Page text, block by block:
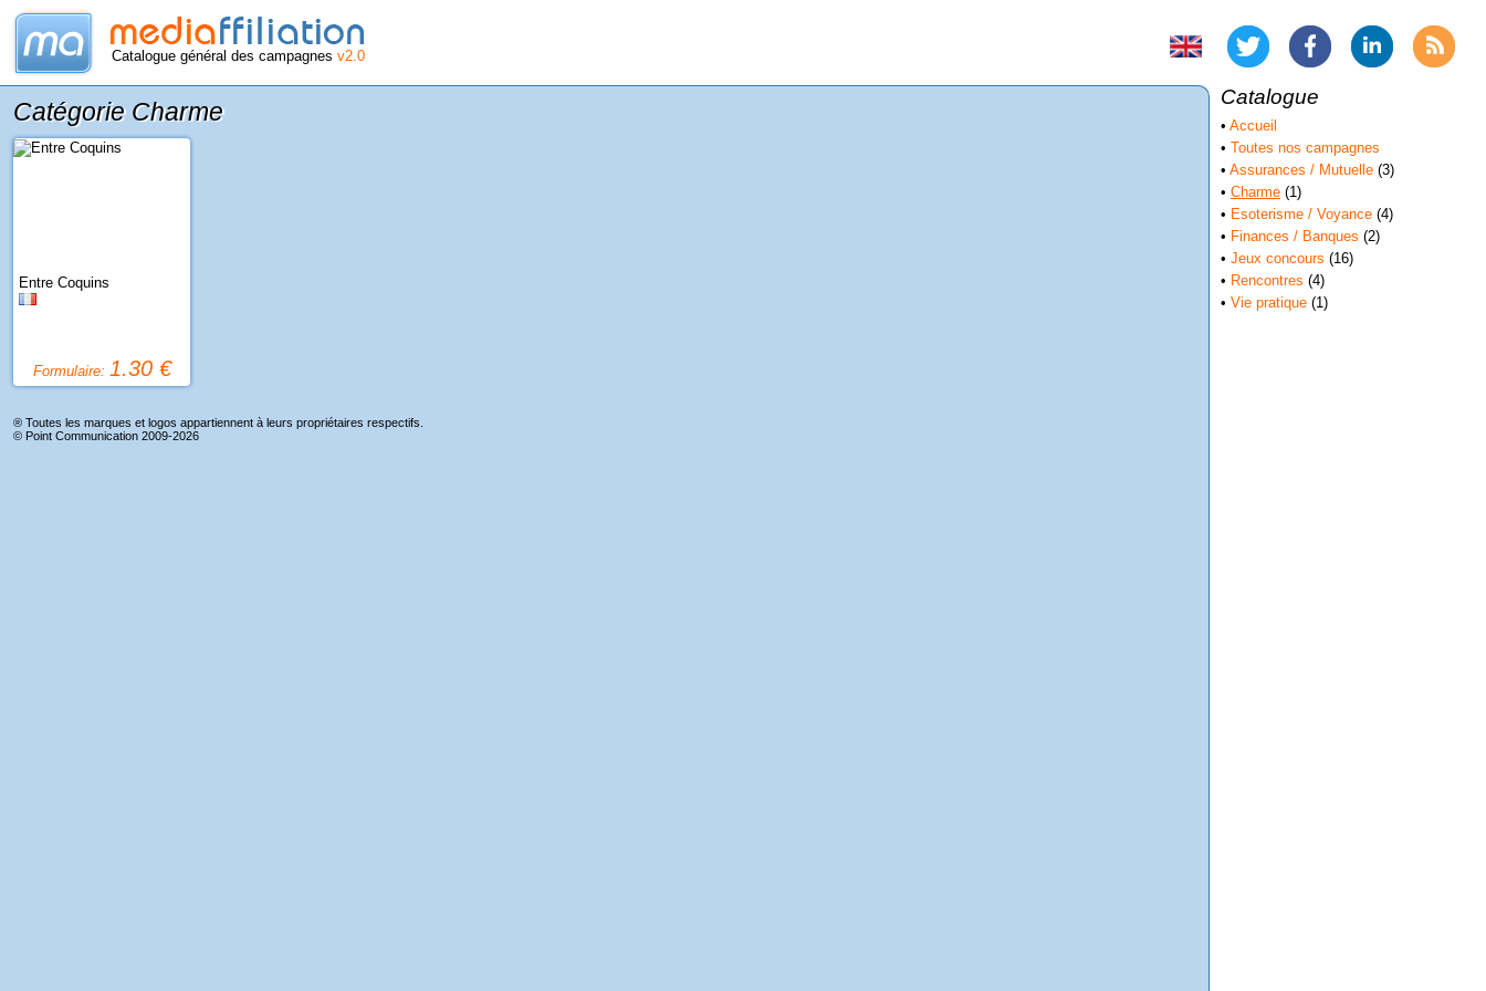
Catalogue général des campagnes v2.0
Catalogue
• Accueil
• Toutes nos campagnes
• Assurances / Mutuelle (3)
• Charme (1)
• Esoterisme / Voyance (4)
• Finances / Banques (2)
• Jeux concours (16)
• Rencontres (4)
• Vie pratique (1)
Catégorie Charme
Entre Coquins
Formulaire: 1.30 €
® Toutes les marques et logos appartiennent à leurs propriétaires respectifs.
© Point Communication 2009-2026